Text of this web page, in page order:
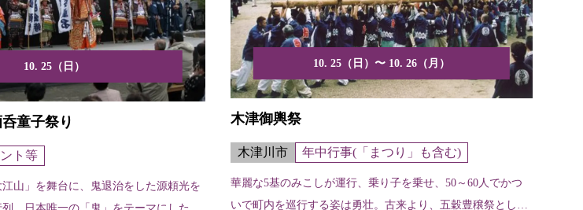
10. 25（日）
童子祭り
ト等
山」を舞台に、鬼退治をした源頼光を
10. 25（日）〜 10. 26（月）
木津御輿祭
木津川市 年中行事(「まつり」も含む)
華麗な5基のみこしが運行、乗り子を乗せ、50～60人でかつ
いで町内を巡行する姿は勇壮。古来より、五穀豊穣祭として